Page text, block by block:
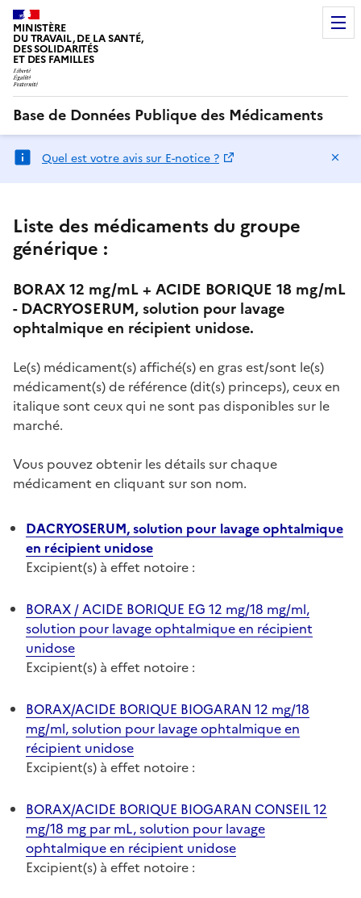
MINISTÈRE
DU TRAVAIL, DE LA SANTÉ,
DES SOLIDARITÉS
ET DES FAMILLES
Base de Données Publique des Médicaments
Quel est votre avis sur E-notice ?
Liste des médicaments du groupe
générique :
BORAX 12 mg/mL + ACIDE BORIQUE 18 mg/mL
- DACRYOSERUM, solution pour lavage
ophtalmique en récipient unidose.
Le(s) médicament(s) affiché(s) en gras est/sont le(s)
médicament(s) de référence (dit(s) princeps), ceux en
italique sont ceux qui ne sont pas disponibles sur le
marché.
Vous pouvez obtenir les détails sur chaque
médicament en cliquant sur son nom.
DACRYOSERUM, solution pour lavage ophtalmique
en récipient unidose
Excipient(s) à effet notoire :
BORAX / ACIDE BORIQUE EG 12 mg/18 mg/ml,
solution pour lavage ophtalmique en récipient
unidose
Excipient(s) à effet notoire :
BORAX/ACIDE BORIQUE BIOGARAN 12 mg/18
mg/ml, solution pour lavage ophtalmique en
récipient unidose
Excipient(s) à effet notoire :
BORAX/ACIDE BORIQUE BIOGARAN CONSEIL 12
mg/18 mg par mL, solution pour lavage
ophtalmique en récipient unidose
Excipient(s) à effet notoire :